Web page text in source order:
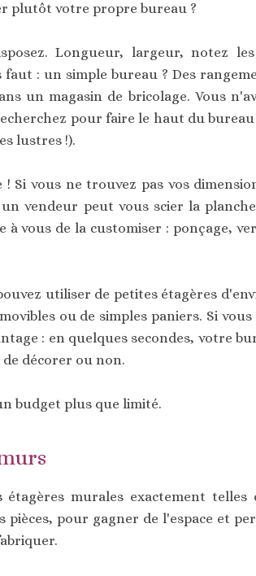
plutôt votre propre bureau ?
Longueur, largeur, notez
: un simple bureau ? Des
un magasin de bricolage. Vous
pour faire le haut du
lustres !).
vous ne trouvez pas vos
vendeur peut vous scier la
à vous de la customiser : ponçage,
utiliser de petites étagères
ou de simples paniers. Si
: en quelques secondes, votre
de décorer ou non.
budget plus que limité.
murales exactement telles
pour gagner de l'espace et